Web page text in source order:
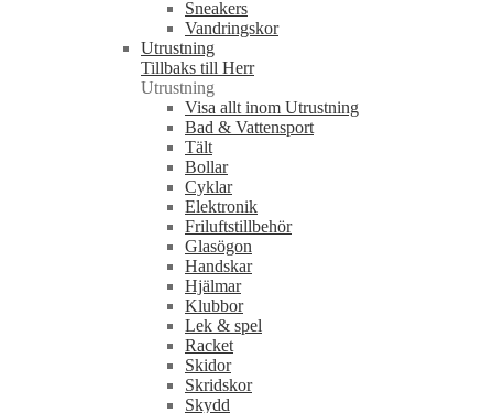
Sneakers
Vandringskor
Utrustning
Tillbaks till Herr
Utrustning
Visa allt inom Utrustning
Bad & Vattensport
Tält
Bollar
Cyklar
Elektronik
Friluftstillbehör
Glasögon
Handskar
Hjälmar
Klubbor
Lek & spel
Racket
Skidor
Skridskor
Skydd